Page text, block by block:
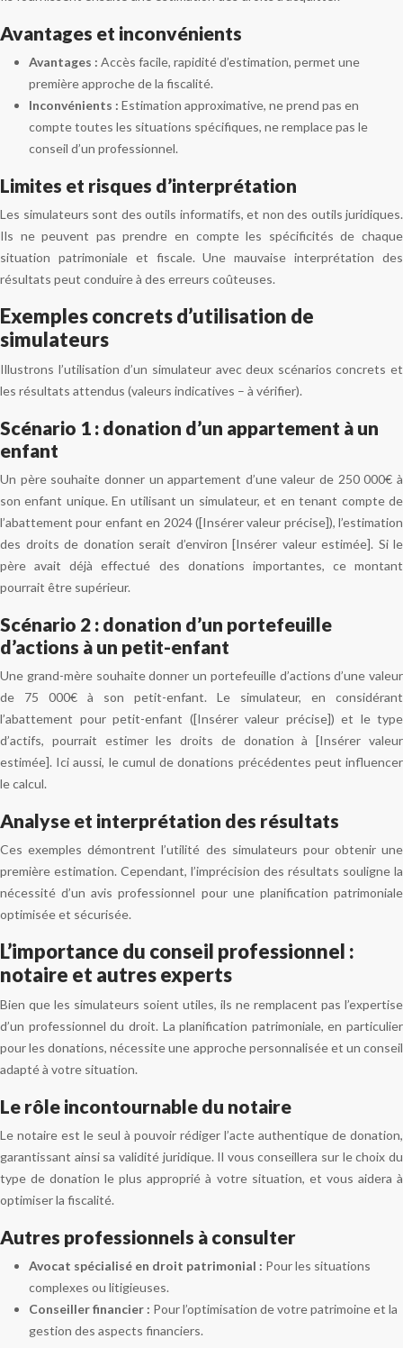
Avantages et inconvénients
Avantages : Accès facile, rapidité d’estimation, permet une
première approche de la fiscalité.
Inconvénients : Estimation approximative, ne prend pas en
compte toutes les situations spécifiques, ne remplace pas le
conseil d’un professionnel.
Limites et risques d’interprétation
Les simulateurs sont des outils informatifs, et non des outils juridiques.
Ils ne peuvent pas prendre en compte les spécificités de chaque
situation patrimoniale et fiscale. Une mauvaise interprétation des
résultats peut conduire à des erreurs coûteuses.
Exemples concrets d’utilisation de
simulateurs
Illustrons l’utilisation d’un simulateur avec deux scénarios concrets et
les résultats attendus (valeurs indicatives – à vérifier).
Scénario 1 : donation d’un appartement à un
enfant
Un père souhaite donner un appartement d’une valeur de 250 000€ à
son enfant unique. En utilisant un simulateur, et en tenant compte de
l’abattement pour enfant en 2024 ([Insérer valeur précise]), l’estimation
des droits de donation serait d’environ [Insérer valeur estimée]. Si le
père avait déjà effectué des donations importantes, ce montant
pourrait être supérieur.
Scénario 2 : donation d’un portefeuille
d’actions à un petit-enfant
Une grand-mère souhaite donner un portefeuille d’actions d’une valeur
de 75 000€ à son petit-enfant. Le simulateur, en considérant
l’abattement pour petit-enfant ([Insérer valeur précise]) et le type
d’actifs, pourrait estimer les droits de donation à [Insérer valeur
estimée]. Ici aussi, le cumul de donations précédentes peut influencer
le calcul.
Analyse et interprétation des résultats
Ces exemples démontrent l’utilité des simulateurs pour obtenir une
première estimation. Cependant, l’imprécision des résultats souligne la
nécessité d’un avis professionnel pour une planification patrimoniale
optimisée et sécurisée.
L’importance du conseil professionnel :
notaire et autres experts
Bien que les simulateurs soient utiles, ils ne remplacent pas l’expertise
d’un professionnel du droit. La planification patrimoniale, en particulier
pour les donations, nécessite une approche personnalisée et un conseil
adapté à votre situation.
Le rôle incontournable du notaire
Le notaire est le seul à pouvoir rédiger l’acte authentique de donation,
garantissant ainsi sa validité juridique. Il vous conseillera sur le choix du
type de donation le plus approprié à votre situation, et vous aidera à
optimiser la fiscalité.
Autres professionnels à consulter
Avocat spécialisé en droit patrimonial : Pour les situations
complexes ou litigieuses.
Conseiller financier : Pour l’optimisation de votre patrimoine et la
gestion des aspects financiers.